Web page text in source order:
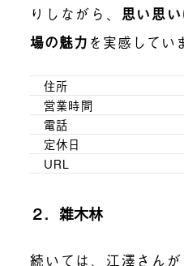
りしながら、 思い思
場の魅力 を実感してい
住所
営業時間
電話
定休日
URL
２．雑木林
続いては、江澤さんが